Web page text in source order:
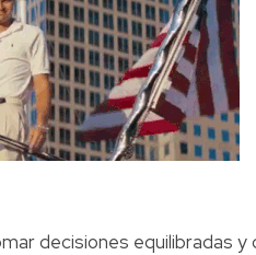
decisiones equilibradas y